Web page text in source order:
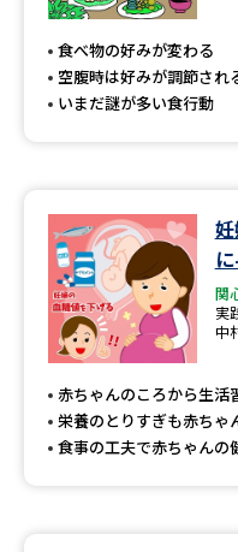
新学年スタート号特集ページ
（高3生用）
SELFBRAND特集ページ
オープンキャンパス検索
来場型・Web型イベント特集
受験準
食べ物の好みが変わる
空腹時は好みが調節され
いまだ謎が多い食行動
関
実
中
赤ちゃんのころから生活
栄養のとりすぎも赤ちゃ
食事の工夫で赤ちゃんの